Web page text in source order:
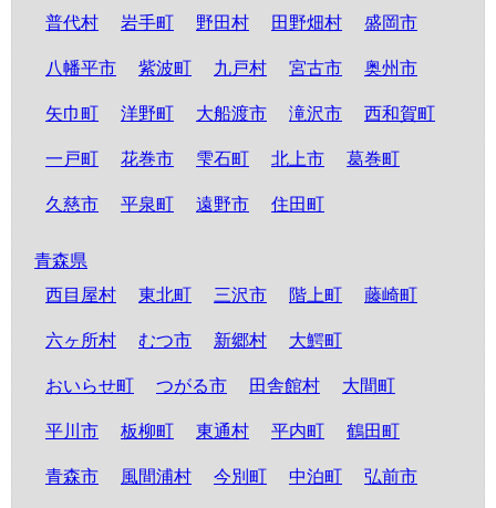
普代村 岩手町 野田村 田野畑村 盛岡市
八幡平市 紫波町 九戸村 宮古市 奥州市
矢巾町 洋野町 大船渡市 滝沢市 西和賀町
一戸町 花巻市 雫石町 北上市 葛巻町
久慈市 平泉町 遠野市 住田町
青森県
西目屋村
東北町 三沢市 階上町 藤崎町
六ヶ所村 むつ市 新郷村 大鰐町
おいらせ町 つがる市 田舎館村 大間町
平川市 板柳町 東通村 平内町 鶴田町
青森市 風間浦村 今別町 中泊町 弘前市